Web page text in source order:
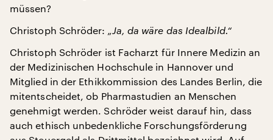
müssen?
Christoph Schröder: „Ja, da wäre das Idealbild.“
Christoph Schröder ist Facharzt für Innere Medizin an
der Medizinischen Hochschule in Hannover und
Mitglied in der Ethikkommission des Landes Berlin, die
mitentscheidet, ob Pharmastudien an Menschen
genehmigt werden. Schröder weist darauf hin, dass
auch ethisch unbedenkliche Forschungsförderung